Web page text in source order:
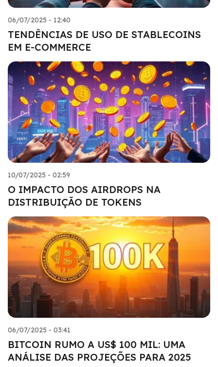
06/07/2025 - 12:40
TENDÊNCIAS DE USO DE STABLECOINS
EM E-COMMERCE
10/07/2025 - 02:59
O IMPACTO DOS AIRDROPS NA
DISTRIBUIÇÃO DE TOKENS
06/07/2025 - 03:41
BITCOIN RUMO A US$ 100 MIL: UMA
ANÁLISE DAS PROJEÇÕES PARA 2025